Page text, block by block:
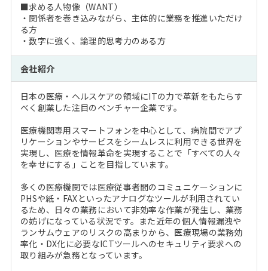
■求める人物像（WANT）
・関係者を巻き込みながら、主体的に業務を推進いただけ
る方
・数字に強く、論理的思考力のある方
会社紹介
日本の医療・ヘルスケアの領域にITの力で革新をもたらす
べく創業した注目のベンチャー企業です。
医療機関専用スマートフォンを中心として、病院間でアプ
リケーションやサービスをシームレスに利用できる世界を
実現し、医療を情報革命を実現することで「すべての人々
を幸せにする」ことを目指しています。
多くの医療機関では医療従事者間のコミュニケーションに
PHSや紙・FAXといったアナログなツールが利用されてい
るため、日々の業務において非効率な作業が発生し、業務
の妨げになっている状況です。また近年の個人情報漏洩や
ランサムウェアのリスクの高まりから、医療現場の業務効
率化・DX化に必要なICTツールへのセキュリティ要求への
取り組みが急務となっています。